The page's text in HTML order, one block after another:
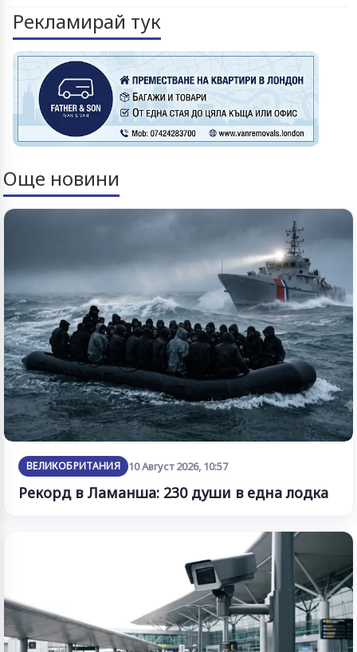
Рекламирай тук
Още новини
ВЕЛИКОБРИТАНИЯ 10 Август 2026, 10:57
Рекорд в Ламанша: 230 души в една лодка